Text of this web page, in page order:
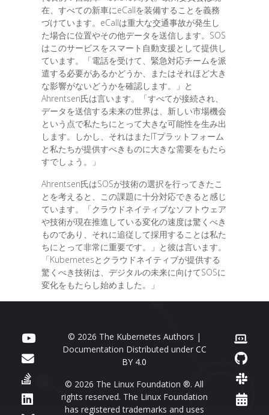
在、すべての新車にeCallを装備することを義務
づけています。eCallは重大な交通事故が発生し
た場合に位置やその他データを送信します。SOS
はこのサービスをスマート自動支援として提供し
ています。「電話を受けて、緊急対応チームを派
遣する必要があるかどうか、またはそれほど大き
な影響がないどうかを確認します。」と
Ahrentsen氏は言います。「すべてが接続され、
データを送信する未来の世界は、新しい市場機会
という点で私たちにとって大きな可能性を生み出
します。しかし、それはまたITプラットフォーム
と私たちが提供すべきものに大きな需要をもたら
すでしょう。」
Ahrentsen氏はSOSが技術の選択を行ってきたこ
とを考えると、この課題に十分対応できると感じ
ています。「クラウドネイティブなソフトウェア
や技術が現在推進している変化の速度は驚くべき
ものであり、それに追従して採用することは私た
ちにとって非常に重要です。」と彼は言います。
「Kubernetesとクラウドネイティブが提供する
驚くべき技術は、デジタルの未来に向けてSOSに
変化をもたらし始めました。」
© 2026 The Kubernetes Authors |
Documentation Distributed under CC
BY 4.0
© 2026 The Linux Foundation ®. All
rights reserved. The Linux Foundation
has registered trademarks and uses